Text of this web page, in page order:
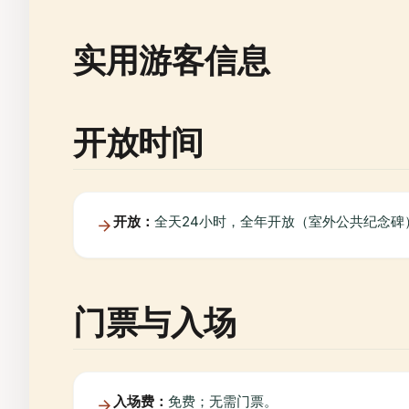
实用游客信息
开放时间
开放： 全天24小时，全年开放（室外公共纪念碑
门票与入场
入场费： 免费；无需门票。